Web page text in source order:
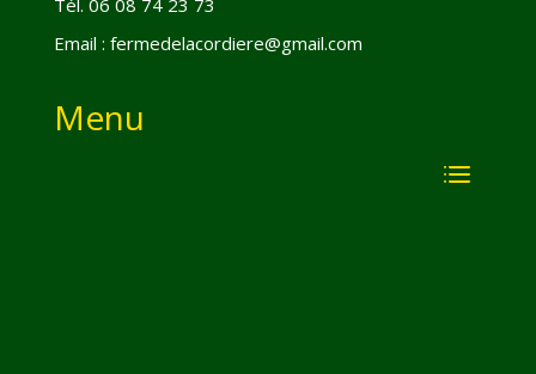
Tél. 06 08 74 23 73
Email : fermedelacordiere@gmail.com
Menu